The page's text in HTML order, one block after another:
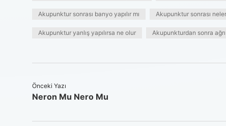
Akupunktur sonrası banyo yapılır mı Akupunktur sonrası
Akupunktur yanlış yapılırsa ne olur Akupunkturdan sonra
Önceki Yazı
Neron Mu Nero Mu